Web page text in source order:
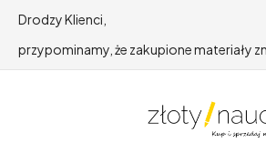
Drodzy Klienci,
przypominamy, że zakupione materiały